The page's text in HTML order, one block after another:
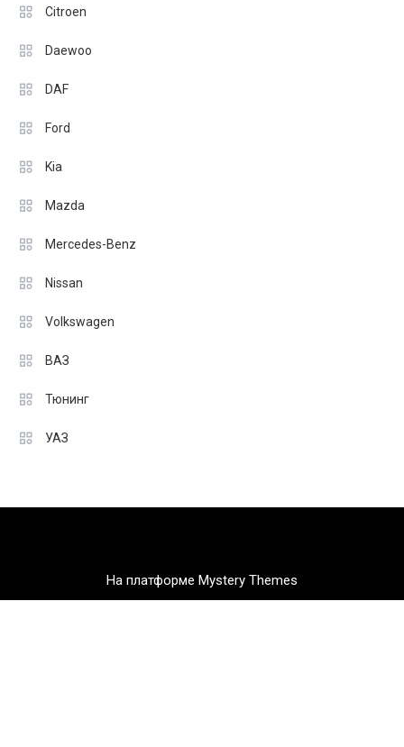
Citroen
Daewoo
DAF
Ford
Kia
Mazda
Mercedes-Benz
Nissan
Volkswagen
ВАЗ
Тюнинг
УАЗ
На платформе Mystery Themes